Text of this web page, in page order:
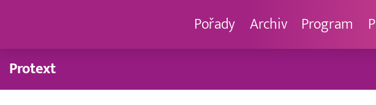
Pořady Archiv Program
Protext